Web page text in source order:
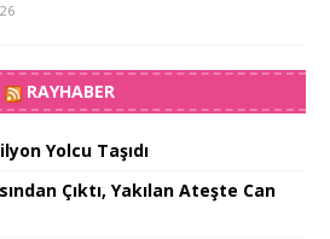
RAYHABER
Yolcu Taşıdı
Çıktı, Yakılan Ateşte Can